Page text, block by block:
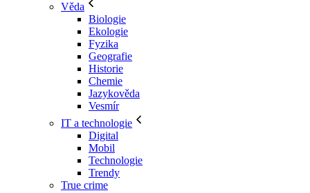
Věda
Biologie
Ekologie
Fyzika
Geografie
Historie
Chemie
Jazykověda
Vesmír
IT a technologie
Digital
Mobil
Technologie
Trendy
True crime